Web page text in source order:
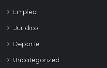
Empleo
Jurídico
Deporte
Uncategorized